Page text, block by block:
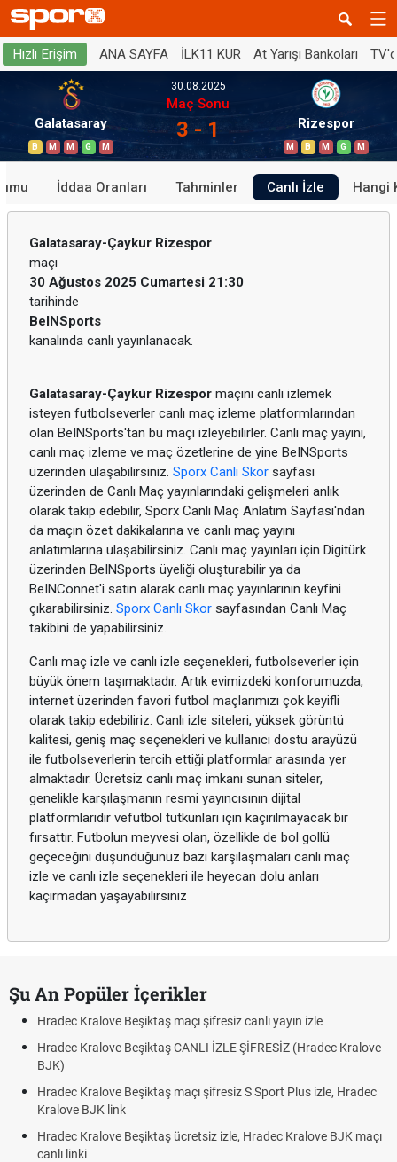
Hızlı Erişim ANA SAYFA İLK11 KUR At Yarışı Bankoları
Galatasaray
B M M G M
30.08.2025
Maç Sonu
3 - 1 Rizespor
M B M G M
İddaa Oranları Tahminler Canlı İzle Hangi
Galatasaray-Çaykur Rizespor
maçı
30 Ağustos 2025 Cumartesi 21:30
tarihinde
BeINSports
kanalında canlı yayınlanacak.
Galatasaray-Çaykur Rizespor maçını canlı izlemek
isteyen futbolseverler canlı maç izleme platformlarından
olan BeINSports'tan bu maçı izleyebilirler. Canlı maç yayını,
canlı maç izleme ve maç özetlerine de yine BeINSports
üzerinden ulaşabilirsiniz. Sporx Canlı Skor sayfası
üzerinden de Canlı Maç yayınlarındaki gelişmeleri anlık
olarak takip edebilir, Sporx Canlı Maç Anlatım Sayfası'ndan
da maçın özet dakikalarına ve canlı maç yayını
anlatımlarına ulaşabilirsiniz. Canlı maç yayınları için Digitürk
üzerinden BeINSports üyeliği oluşturabilir ya da
BeINConnet'i satın alarak canlı maç yayınlarının keyfini
çıkarabilirsiniz. Sporx Canlı Skor sayfasından Canlı Maç
takibini de yapabilirsiniz.
Canlı maç izle ve canlı izle seçenekleri, futbolseverler için
büyük önem taşımaktadır. Artık evimizdeki konforumuzda,
internet üzerinden favori futbol maçlarımızı çok keyifli
olarak takip edebiliriz. Canlı izle siteleri, yüksek görüntü
kalitesi, geniş maç seçenekleri ve kullanıcı dostu arayüzü
ile futbolseverlerin tercih ettiği platformlar arasında yer
almaktadır. Ücretsiz canlı maç imkanı sunan siteler,
genelikle karşılaşmanın resmi yayıncısının dijital
platformlarıdır vefutbol tutkunları için kaçırılmayacak bir
fırsattır. Futbolun meyvesi olan, özellikle de bol gollü
geçeceğini düşündüğünüz bazı karşılaşmaları canlı maç
izle ve canlı izle seçenekleri ile heyecan dolu anları
kaçırmadan yaşayabilirsiniz
Şu An Popüler İçerikler
Hradec Kralove Beşiktaş maçı şifresiz canlı yayın izle
Hradec Kralove Beşiktaş CANLI İZLE ŞİFRESİZ (Hradec Kralove
BJK)
Hradec Kralove Beşiktaş maçı şifresiz S Sport Plus izle, Hradec
Kralove BJK link
Hradec Kralove Beşiktaş ücretsiz izle, Hradec Kralove BJK maçı
canlı linki